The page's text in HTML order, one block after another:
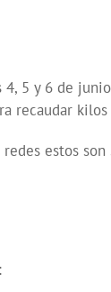
5 y 6 de
recaudar
estos son